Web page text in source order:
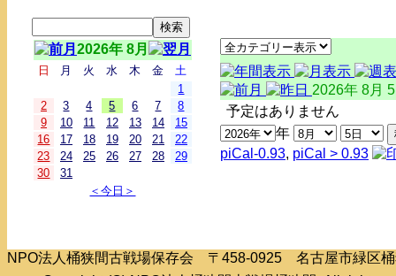
2026年 8月
日 月 火 水 木 金
土
1
2
3 4 5 6 7
8
9
10 11 12 13 14
15
16
17 18 19 20 21
22
23
24 25 26 27 28
29
30
31
＜今日＞
2026年 8月
予定はありません
年
piCal-0.93, piCal > 0.93
NPO法人桶狭間古戦場保存会 〒458-0925 名古屋市緑区